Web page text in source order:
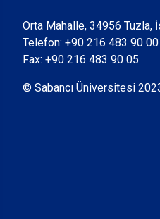
Orta Mahalle, 34956 Tuzla,
Telefon: +90 216 483 90 00
Fax: +90 216 483 90 05
© Sabancı Üniversitesi